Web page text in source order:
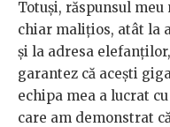
Totuși, răspunsul meu
chiar malițios, atât la
și la adresa
garantez că acești
echipa mea a lucrat
care am demonstrat